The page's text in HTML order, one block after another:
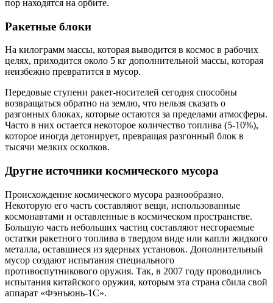
пор находятся на орбите.
Ракетные блоки
На килограмм массы, которая выводится в космос в рабочих
целях, приходится около 5 кг дополнительной массы, которая
неизбежно превратится в мусор.
Передовые ступени ракет-носителей сегодня способны
возвращаться обратно на землю, что нельзя сказать о
разгонных блоках, которые остаются за пределами атмосферы.
Часто в них остается некоторое количество топлива (5-10%),
которое иногда детонирует, превращая разгонный блок в
тысячи мелких осколков.
Другие источники космического мусора
Происхождение космического мусора разнообразно.
Некоторую его часть составляют вещи, использованные
космонавтами и оставленные в космическом пространстве.
Большую часть небольших частиц составляют несгораемые
остатки ракетного топлива в твердом виде или капли жидкого
металла, оставшиеся из ядерных установок. Дополнительный
мусор создают испытания специального
противоспутникового оружия. Так, в 2007 году проводились
испытания китайского оружия, которым эта страна сбила свой
аппарат «Фэнъюнь-1C».